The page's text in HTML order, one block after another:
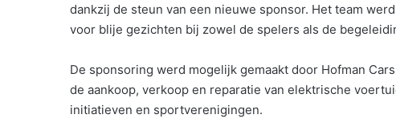
dankzij de steun van een nieuwe sponsor. Het team
voor blije gezichten bij zowel de spelers als de
De sponsoring werd mogelijk gemaakt door Hofman
de aankoop, verkoop en reparatie van elektrische
initiatieven en sportverenigingen.